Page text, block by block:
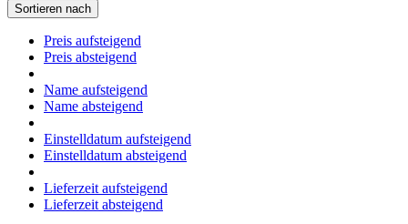
Sortieren nach
Preis aufsteigend
Preis absteigend
Name aufsteigend
Name absteigend
Einstelldatum aufsteigend
Einstelldatum absteigend
Lieferzeit aufsteigend
Lieferzeit absteigend